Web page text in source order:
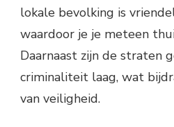
lokale bevolking is
waardoor je je meteen
Daarnaast zijn de straten
criminaliteit laag, wat
van veiligheid.